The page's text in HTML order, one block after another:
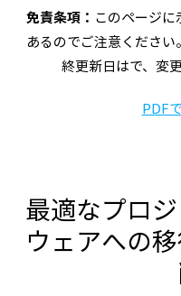
免責条項： このページ
あるのでご注意くださ
終更新日はで、変
PDF
最適なプロ
ウェアへの